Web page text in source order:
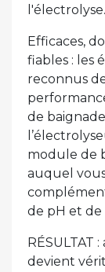
l'électrolyse.
Efficaces,
fiables : les
reconnus
de
module de
auquel
de pH et
RÉSULTAT
devient